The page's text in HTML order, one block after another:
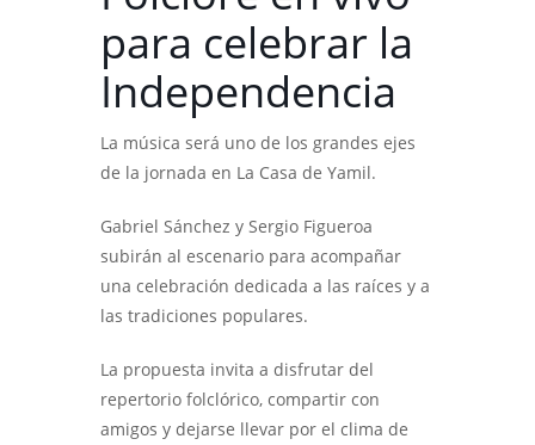
para celebrar la
Independencia
La música será uno de los grandes ejes
de la jornada en La Casa de Yamil.
Gabriel Sánchez y Sergio Figueroa
subirán al escenario para acompañar
una celebración dedicada a las raíces y a
las tradiciones populares.
La propuesta invita a disfrutar del
repertorio folclórico, compartir con
amigos y dejarse llevar por el clima de